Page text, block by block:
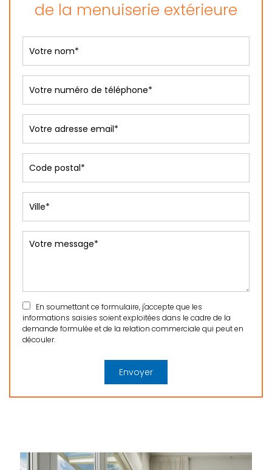
de la menuiserie extérieure
En soumettant ce formulaire, j'accepte que les
informations saisies soient exploitées dans le cadre de la
demande formulée et de la relation commerciale qui peut en
découler.